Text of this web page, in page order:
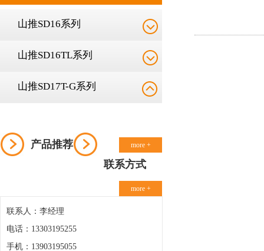
山推SD16系列
山推SD16TL系列
山推SD17T-G系列
产品推荐 more +
联系方式
more +
联系人：李经理
电话：13303195255
手机：13903195055